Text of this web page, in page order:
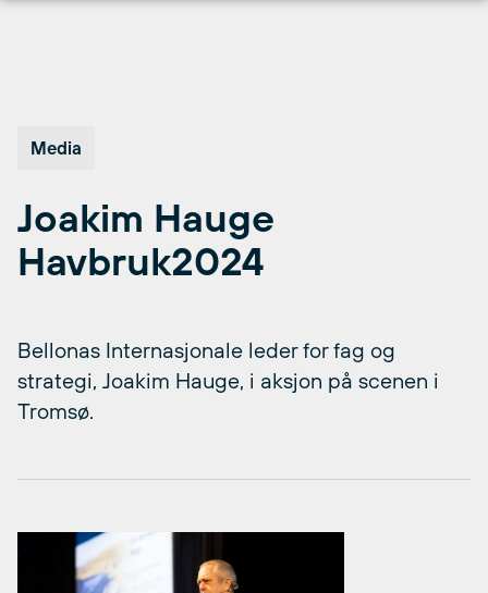
Media
Joakim Hauge
Havbruk2024
Bellonas Internasjonale leder for fag og
strategi, Joakim Hauge, i aksjon på scenen i
Tromsø.